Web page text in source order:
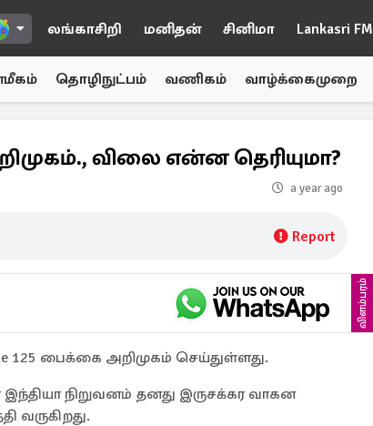
லங்காசிறி மனிதன் சினிமா Lankasri FM
தொழிநுட்பம் வணிகம் வாழ்க்கைமுறை
அறிமுகம்., விலை என்ன தெரியுமா?
a year ago
Report
விளம்பரம்
125 பைக்கை அறிமுகம் செய்துள்ளது.
நிறுவனம் தனது இருசக்கர வாகன
வருகிறது.